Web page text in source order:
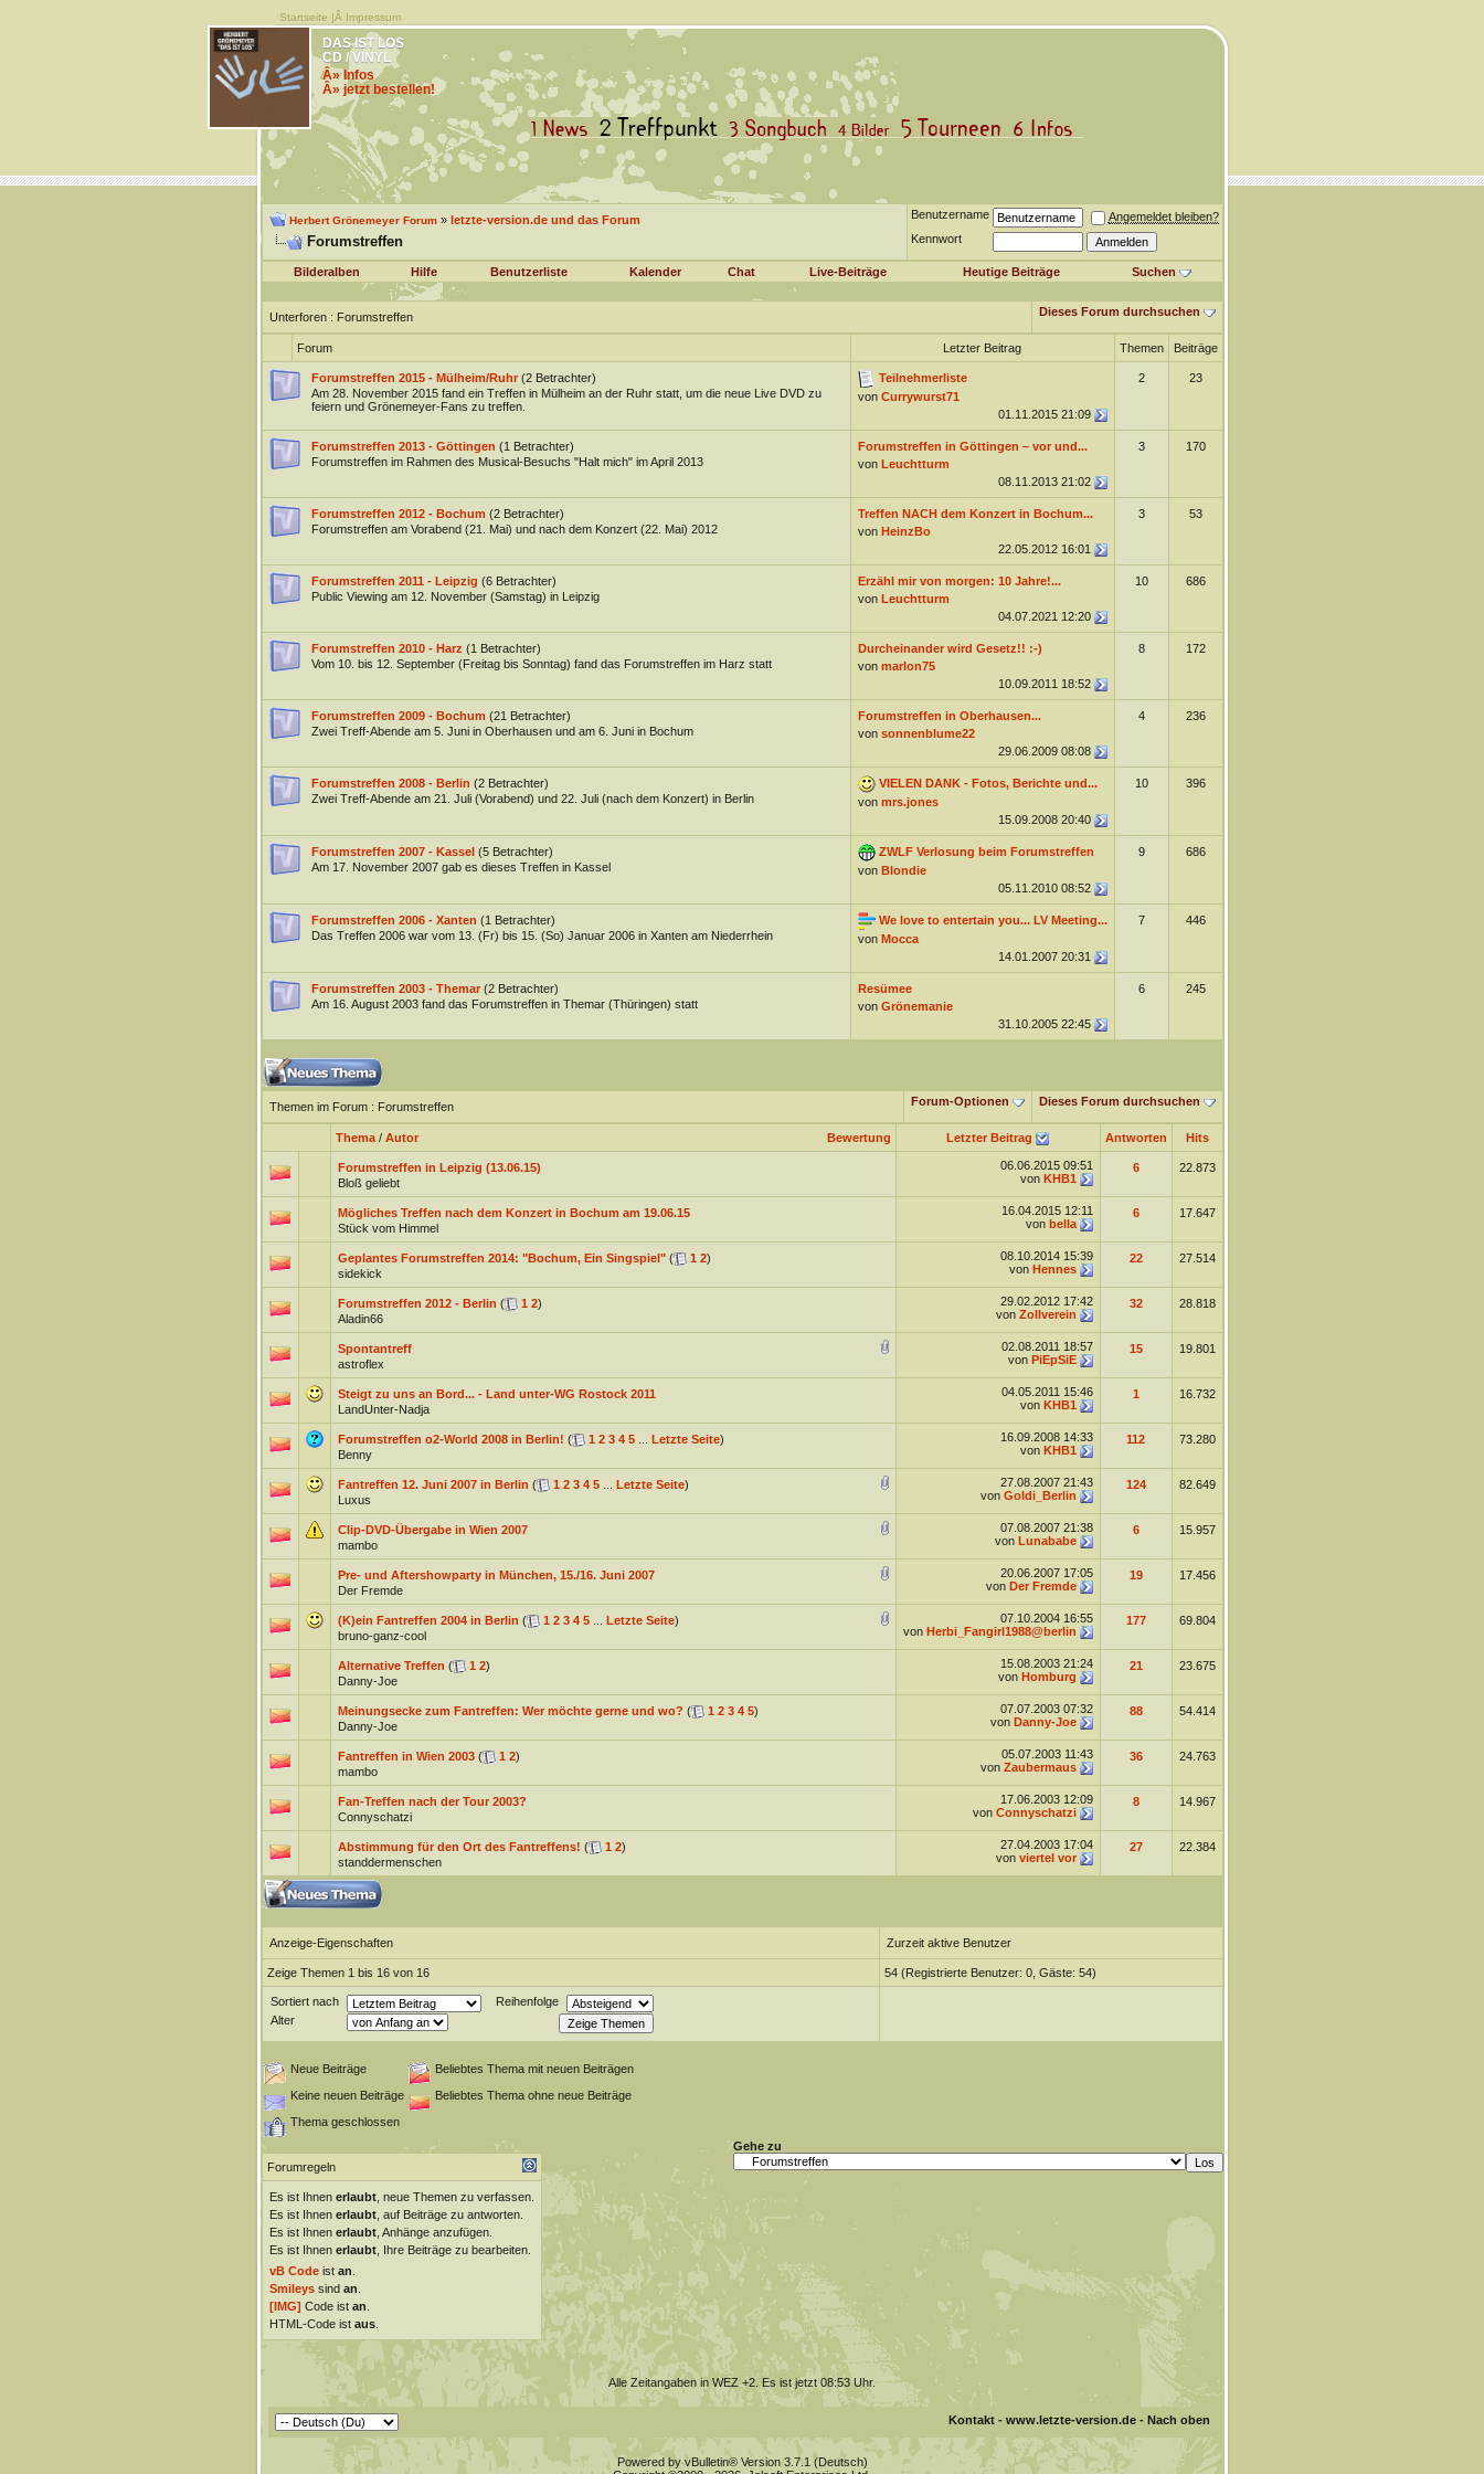
Startseite |Â Impressum
DAS IST LOS
CD / VINYL
Â» Infos
Â» jetzt bestellen!
Herbert Grönemeyer Forum» letzte-version.de und das Forum
Forumstreffen
Benutzername
Angemeldet bleiben?
Kennwort
Bilderalben Hilfe Benutzerliste Kalender Chat Live-Beiträge Heutige Beiträge Suchen
Unterforen: Forumstreffen Dieses Forum durchsuchen
Forum Letzter Beitrag Themen Beiträge
Forumstreffen 2015 - Mülheim/Ruhr (2 Betrachter)
Am 28. November 2015 fand ein Treffen in Mülheim an der Ruhr statt, um die neue Live DVD zu
feiern und Grönemeyer-Fans zu treffen.
Teilnehmerliste
von Currywurst71
01.11.2015 21:09
2 23
Forumstreffen 2013 - Göttingen (1 Betrachter)
Forumstreffen im Rahmen des Musical-Besuchs "Halt mich" im April 2013
Forumstreffen in Göttingen – vor und...
von Leuchtturm
08.11.2013 21:02
3 170
Forumstreffen 2012 - Bochum (2 Betrachter)
Forumstreffen am Vorabend (21. Mai) und nach dem Konzert (22. Mai) 2012
Treffen NACH dem Konzert in Bochum...
von HeinzBo
22.05.2012 16:01
3 53
Forumstreffen 2011 - Leipzig (6 Betrachter)
Public Viewing am 12. November (Samstag) in Leipzig
Erzähl mir von morgen: 10 Jahre!...
von Leuchtturm
04.07.2021 12:20
10 686
Forumstreffen 2010 - Harz (1 Betrachter)
Vom 10. bis 12. September (Freitag bis Sonntag) fand das Forumstreffen im Harz statt
Durcheinander wird Gesetz!! :-)
von marlon75
10.09.2011 18:52
8 172
Forumstreffen 2009 - Bochum (21 Betrachter)
Zwei Treff-Abende am 5. Juni in Oberhausen und am 6. Juni in Bochum
Forumstreffen in Oberhausen...
von sonnenblume22
29.06.2009 08:08
4 236
Forumstreffen 2008 - Berlin (2 Betrachter)
Zwei Treff-Abende am 21. Juli (Vorabend) und 22. Juli (nach dem Konzert) in Berlin
VIELEN DANK - Fotos, Berichte und...
von mrs.jones
15.09.2008 20:40
10 396
Forumstreffen 2007 - Kassel (5 Betrachter)
Am 17. November 2007 gab es dieses Treffen in Kassel
ZWLF Verlosung beim Forumstreffen
von Blondie
05.11.2010 08:52
9 686
Forumstreffen 2006 - Xanten (1 Betrachter)
Das Treffen 2006 war vom 13. (Fr) bis 15. (So) Januar 2006 in Xanten am Niederrhein
We love to entertain you... LV Meeting...
von Mocca
14.01.2007 20:31
7 446
Forumstreffen 2003 - Themar (2 Betrachter)
Am 16. August 2003 fand das Forumstreffen in Themar (Thüringen) statt
Resümee
von Grönemanie
31.10.2005 22:45
6 245
Themen im Forum: Forumstreffen Forum-Optionen Dieses Forum durchsuchen
Bewertung
Thema/ Autor Letzter Beitrag Antworten Hits
Forumstreffen in Leipzig (13.06.15)
Bloß geliebt
06.06.2015 09:51
von KHB1
6 22.873
Mögliches Treffen nach dem Konzert in Bochum am 19.06.15
Stück vom Himmel
16.04.2015 12:11
von bella
6 17.647
Geplantes Forumstreffen 2014: "Bochum, Ein Singspiel" ( 1 2)
sidekick
08.10.2014 15:39
von Hennes
22 27.514
Forumstreffen 2012 - Berlin ( 1 2)
Aladin66
29.02.2012 17:42
von Zollverein
32 28.818
Spontantreff
astroflex
02.08.2011 18:57
von PiEpSiE
15 19.801
Steigt zu uns an Bord... - Land unter-WG Rostock 2011
LandUnter-Nadja
04.05.2011 15:46
von KHB1
1 16.732
Forumstreffen o2-World 2008 in Berlin! ( 1 2 3 4 5... Letzte Seite)
Benny
16.09.2008 14:33
von KHB1
112 73.280
Fantreffen 12. Juni 2007 in Berlin ( 1 2 3 4 5... Letzte Seite)
Luxus
27.08.2007 21:43
von Goldi_Berlin
124 82.649
Clip-DVD-Übergabe in Wien 2007
mambo
07.08.2007 21:38
von Lunababe
6 15.957
Pre- und Aftershowparty in München, 15./16. Juni 2007
Der Fremde
20.06.2007 17:05
von Der Fremde
19 17.456
(K)ein Fantreffen 2004 in Berlin ( 1 2 3 4 5... Letzte Seite)
bruno-ganz-cool
07.10.2004 16:55
von Herbi_Fangirl1988@berlin
177 69.804
Alternative Treffen ( 1 2)
Danny-Joe
15.08.2003 21:24
von Homburg
21 23.675
Meinungsecke zum Fantreffen: Wer möchte gerne und wo? ( 1 2 3 4 5)
Danny-Joe
07.07.2003 07:32
von Danny-Joe
88 54.414
Fantreffen in Wien 2003 ( 1 2)
mambo
05.07.2003 11:43
von Zaubermaus
36 24.763
Fan-Treffen nach der Tour 2003?
Connyschatzi
17.06.2003 12:09
von Connyschatzi
8 14.967
Abstimmung für den Ort des Fantreffens! ( 1 2)
standdermenschen
27.04.2003 17:04
von viertel vor
27 22.384
Anzeige-Eigenschaften Zurzeit aktive Benutzer
Zeige Themen 1 bis 16 von 16 54 (Registrierte Benutzer: 0, Gäste: 54)
Sortiert nach
Reihenfolge
Alter
Neue Beiträge
Beliebtes Thema mit neuen Beiträgen
Keine neuen Beiträge
Beliebtes Thema ohne neue Beiträge
Thema geschlossen
Forumregeln
Es ist Ihnen erlaubt, neue Themen zu verfassen.
Es ist Ihnen erlaubt, auf Beiträge zu antworten.
Es ist Ihnen erlaubt, Anhänge anzufügen.
Es ist Ihnen erlaubt, Ihre Beiträge zu bearbeiten.
vB Codeist an
Smileyssind an
[IMG] Code ist an
HTML-Code ist aus.
Gehe zu
Alle Zeitangaben in WEZ +2. Es ist jetzt08:53Uhr.
Kontakt- www.letzte-version.de- Nach oben
Powered by vBulletin® Version 3.7.1 (Deutsch)